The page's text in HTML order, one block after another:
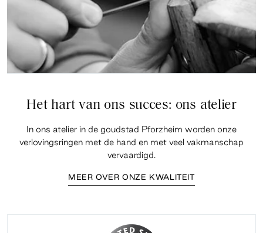
Het hart van ons succes: ons atelier
In ons atelier in de goudstad Pforzheim worden onze
verlovingsringen met de hand en met veel vakmanschap
vervaardigd.
MEER OVER ONZE KWALITEIT